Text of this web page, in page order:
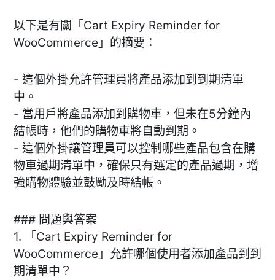
以下是有關「Cart Expiry Reminder for
WooCommerce」的摘要：
- 這個外掛允許管理員將產品添加到到期清單
中。
- 當用戶將產品添加到購物車，但未在5分鐘內
結帳時，他們的購物車將自動到期。
- 這個外掛讓管理員可以控制哪些產品包含在購
物車過期清單中，確保只有選定的產品過期，增
強購物體驗並鼓勵及時結帳。
### 問題與答案
1. 「Cart Expiry Reminder for
WooCommerce」允許哪個使用者添加產品到到
期清單中？